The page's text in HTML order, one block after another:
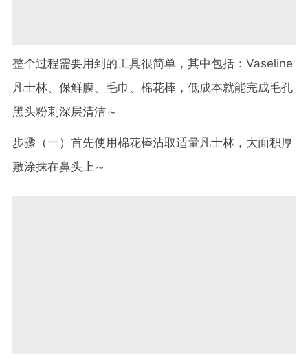
整个过程需要用到的工具很简单，其中包括：Vaseline
凡士林、保鲜膜、毛巾、棉花棒，低成本就能完成毛孔
黑头粉刺深层清洁～
步骤（一）首先使用棉花棒沾取适量凡士林，大面积厚
敷涂抹在鼻头上～